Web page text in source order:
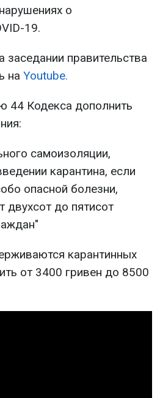
о
19.
правительства
на Youtube.
44 Кодекса дополнить
самоизоляции,
карантина, если
опасной болезни,
двухсот до пятисот
карантинных
от 3400 гривен до 8500